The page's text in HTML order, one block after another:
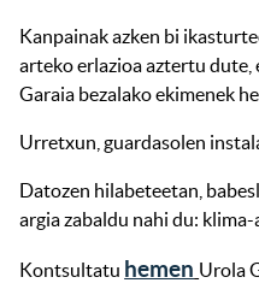
Kanpainak azken bi
arteko erlazioa aztertu
Garaia bezalako ekimenek
Urretxun, guardasolen
Datozen hilabeteetan,
argia zabaldu nahi du:
Kontsultatu hemen Urola